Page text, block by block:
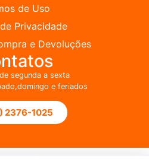
de Uso
Privacidade
e Devoluções
segunda a sexta
e feriados
2376-1025